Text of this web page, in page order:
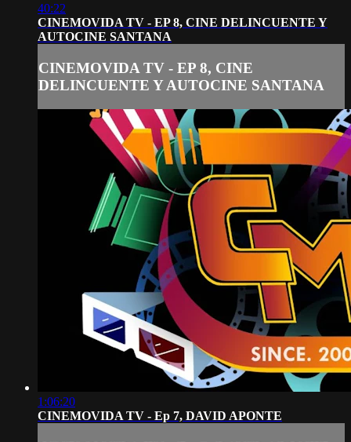
40:22
CINEMOVIDA TV - EP 8, CINE DELINCUENTE Y
AUTOCINE SANTANA
CINEMOVIDA TV - EP 8, CINE
DELINCUENTE Y AUTOCINE SANTANA
1:06:20
CINEMOVIDA TV - Ep 7, DAVID APONTE